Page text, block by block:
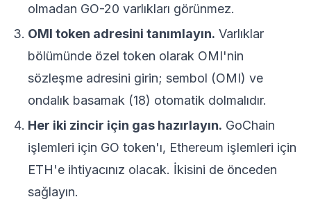
olmadan GO-20 varlıkları görünmez.
OMI token adresini tanımlayın. Varlıklar
bölümünde özel token olarak OMI'nin
sözleşme adresini girin; sembol (OMI) ve
ondalık basamak (18) otomatik dolmalıdır.
Her iki zincir için gas hazırlayın. GoChain
işlemleri için GO token'ı, Ethereum işlemleri için
ETH'e ihtiyacınız olacak. İkisini de önceden
sağlayın.